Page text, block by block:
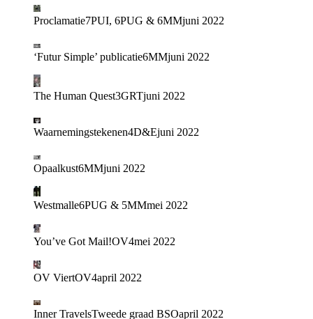
Proclamatie7PUI, 6PUG & 6MMjuni 2022
‘Futur Simple’ publicatie6MMjuni 2022
The Human Quest3GRTjuni 2022
Waarnemingstekenen4D&Ejuni 2022
Opaalkust6MMjuni 2022
Westmalle6PUG & 5MMmei 2022
You’ve Got Mail!OV4mei 2022
OV ViertOV4april 2022
Inner TravelsTweede graad BSOapril 2022